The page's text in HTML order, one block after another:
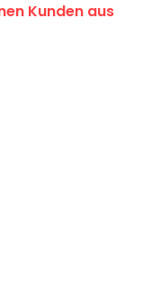
Kunden aus